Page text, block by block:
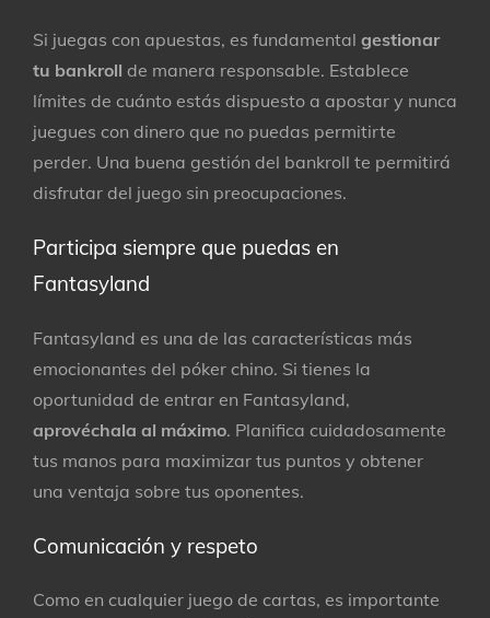
Si juegas con apuestas, es fundamental gestionar
tu bankroll de manera responsable. Establece
límites de cuánto estás dispuesto a apostar y nunca
juegues con dinero que no puedas permitirte
perder. Una buena gestión del bankroll te permitirá
disfrutar del juego sin preocupaciones.
Participa siempre que puedas en
Fantasyland
Fantasyland es una de las características más
emocionantes del póker chino. Si tienes la
oportunidad de entrar en Fantasyland,
aprovéchala al máximo. Planifica cuidadosamente
tus manos para maximizar tus puntos y obtener
una ventaja sobre tus oponentes.
Comunicación y respeto
Como en cualquier juego de cartas, es importante